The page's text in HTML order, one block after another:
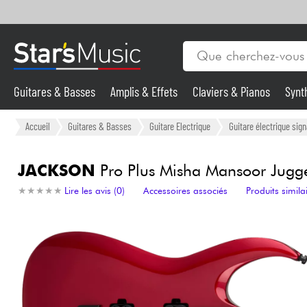
Guitares & Basses
Synthés & Sampleurs
Micros & HF
Eclairage
Violons & Quatuor
Guitares & Basses Amplis & Effets Claviers & Pianos
Accueil Guitares & Basses Guitare Electrique Guitare électrique
JACKSON Pro Plus Misha Mansoor
★ ★ ★ ★ ★
★ ★ ★ ★ ★ Lire les avis (0) Accessoires associés Produits